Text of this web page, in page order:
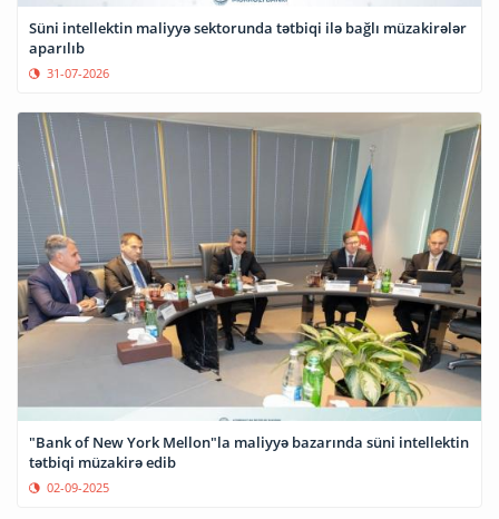
Süni intellektin maliyyə sektorunda tətbiqi ilə bağlı müzakirələr
aparılıb
31-07-2026
"Bank of New York Mellon"la maliyyə bazarında süni intellektin
tətbiqi müzakirə edib
02-09-2025